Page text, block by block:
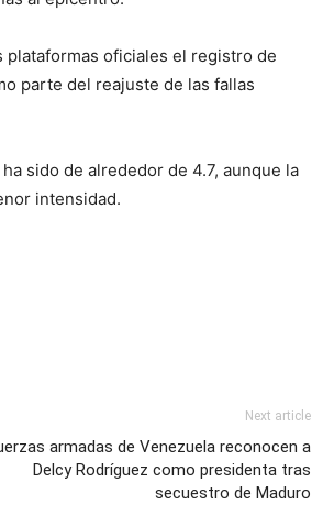
plataformas oficiales el registro de
parte del reajuste de las fallas
sido de alrededor de 4.7, aunque la
intensidad.
Next article
armadas de Venezuela reconocen a
Delcy Rodríguez como presidenta tras
secuestro de Maduro